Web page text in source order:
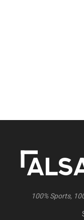
100% Sports,